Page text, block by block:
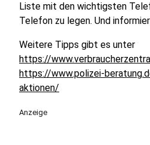
Liste mit den wichtigsten
Telefon zu legen. Und
Weitere Tipps gibt es unter
https://
https://www.polizei-
aktionen/
Anzeige